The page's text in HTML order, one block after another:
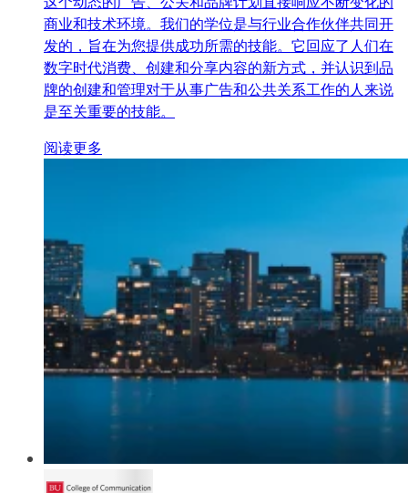
商业和技术环境。我们的学位是与行业合作伙伴共同开
发的，旨在为您提供成功所需的技能。它回应了人们在
数字时代消费、创建和分享内容的新方式，并认识到品
牌的创建和管理对于从事广告和公共关系工作的人来说
是至关重要的技能。
阅读更多